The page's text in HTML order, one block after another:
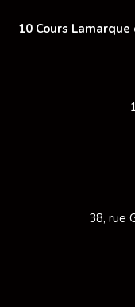
10 Cours
38, rue